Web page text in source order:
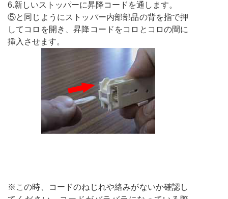
6.新しいストッパーに昇降コードを通します。
⑤と同じようにストッパー内部部品の背を指で押
してコロを開き、昇降コードをコロとコロの間に
挿入させます。
※この時、コードのねじれや絡みがないか確認し